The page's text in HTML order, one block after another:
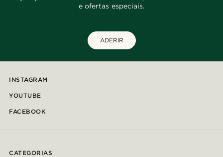
e ofertas especiais.
ADERIR
INSTAGRAM
YOUTUBE
FACEBOOK
CATEGORIAS